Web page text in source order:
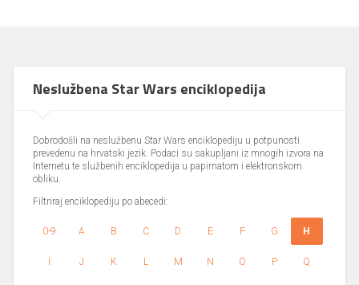
Neslužbena Star Wars enciklopedija
Dobrodošli na neslužbenu Star Wars enciklopediju u potpunosti
prevedenu na hrvatski jezik. Podaci su sakupljani iz mnogih izvora na
Internetu te službenih enciklopedija u papirnatom i elektronskom
obliku.
Filtriraj enciklopediju po abecedi:
0-9 A B C D E F G H
I J K L M N O P Q